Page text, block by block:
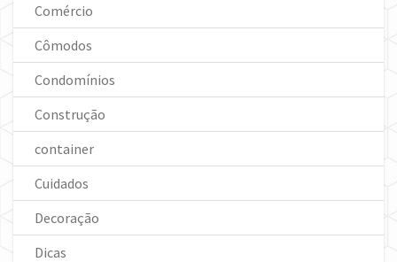
Comércio
Cômodos
Condomínios
Construção
container
Cuidados
Decoração
Dicas